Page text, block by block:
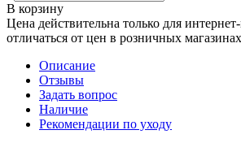
В корзину
Цена действительна только для
отличаться от цен в розничных магазинах
Описание
Отзывы
Задать вопрос
Наличие
Рекомендации по уходу